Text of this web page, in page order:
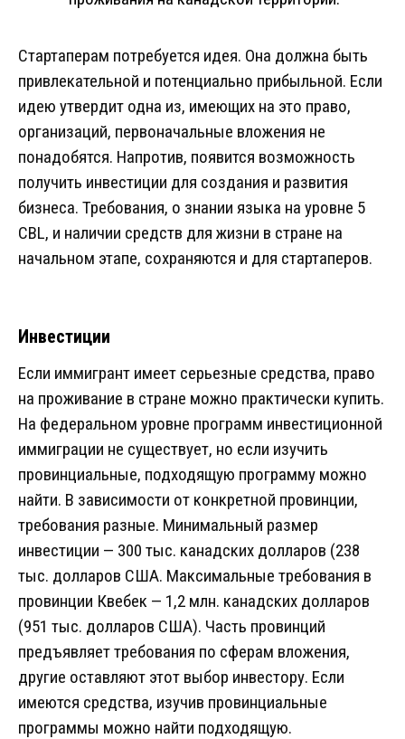
Стартаперам потребуется идея. Она должна быть
привлекательной и потенциально прибыльной. Если
идею утвердит одна из, имеющих на это право,
организаций, первоначальные вложения не
понадобятся. Напротив, появится возможность
получить инвестиции для создания и развития
бизнеса. Требования, о знании языка на уровне 5
CBL, и наличии средств для жизни в стране на
начальном этапе, сохраняются и для стартаперов.
Инвестиции
Если иммигрант имеет серьезные средства, право
на проживание в стране можно практически купить.
На федеральном уровне программ инвестиционной
иммиграции не существует, но если изучить
провинциальные, подходящую программу можно
найти. В зависимости от конкретной провинции,
требования разные. Минимальный размер
инвестиции — 300 тыс. канадских долларов (238
тыс. долларов США. Максимальные требования в
провинции Квебек — 1,2 млн. канадских долларов
(951 тыс. долларов США). Часть провинций
предъявляет требования по сферам вложения,
другие оставляют этот выбор инвестору. Если
имеются средства, изучив провинциальные
программы можно найти подходящую.